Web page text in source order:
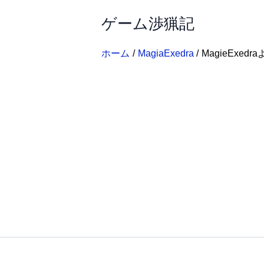
ゲーム渉猟記
ホーム MagiaExedra MagieExedra